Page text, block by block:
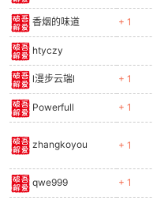
香烟的味道 + 1
htyczy
l漫步云端l + 1
Powerfull + 1
zhangkoyou + 1
qwe999 + 1